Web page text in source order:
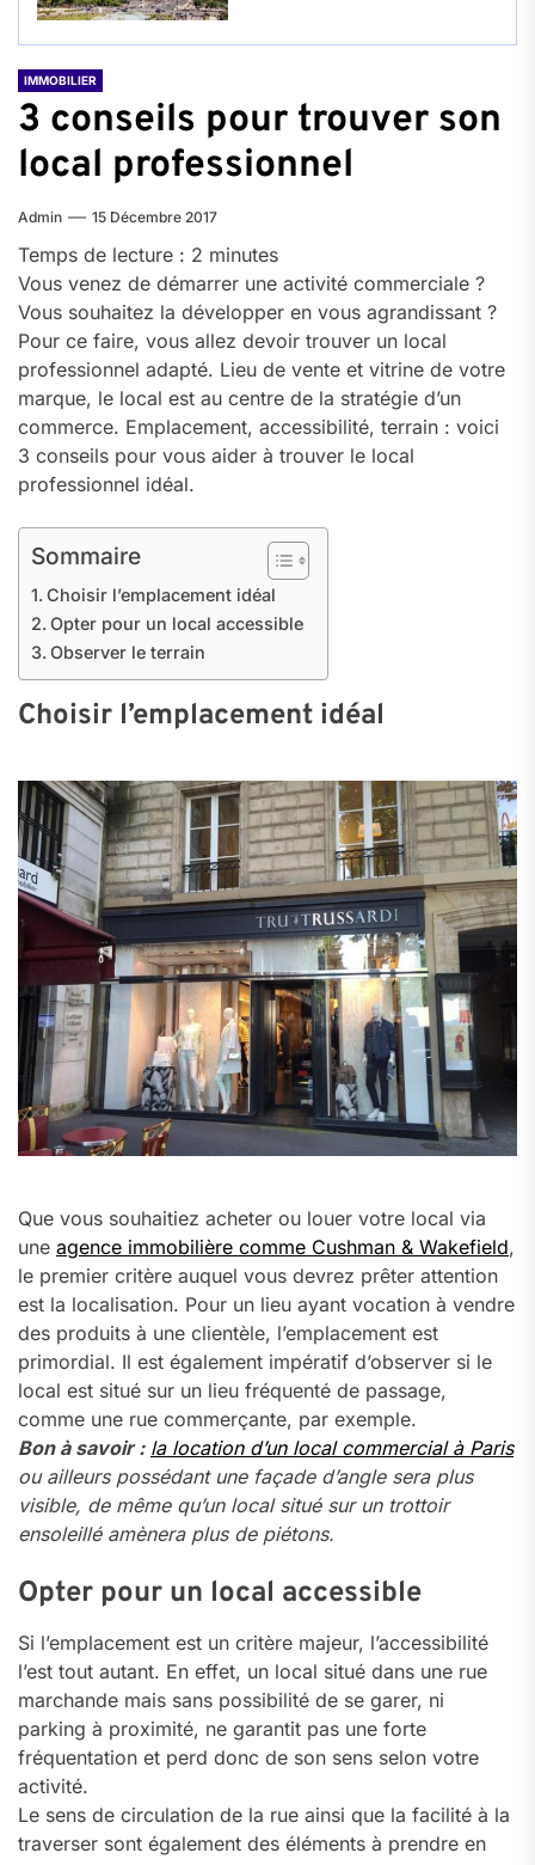
IMMOBILIER
3 conseils pour trouver son
local professionnel
Admin 15 Décembre 2017
Temps de lecture : 2 minutes
Vous venez de démarrer une activité commerciale ?
Vous souhaitez la développer en vous agrandissant ?
Pour ce faire, vous allez devoir trouver un local
professionnel adapté. Lieu de vente et vitrine de votre
marque, le local est au centre de la stratégie d’un
commerce. Emplacement, accessibilité, terrain : voici
3 conseils pour vous aider à trouver le local
professionnel idéal.
Sommaire
Choisir l’emplacement idéal
Opter pour un local accessible
Observer le terrain
Choisir l’emplacement idéal
Que vous souhaitiez acheter ou louer votre local via
une agence immobilière comme Cushman & Wakefield,
le premier critère auquel vous devrez prêter attention
est la localisation. Pour un lieu ayant vocation à vendre
des produits à une clientèle, l’emplacement est
primordial. Il est également impératif d’observer si le
local est situé sur un lieu fréquenté de passage,
comme une rue commerçante, par exemple.
Bon à savoir : la location d’un local commercial à Paris
ou ailleurs possédant une façade d’angle sera plus
visible, de même qu’un local situé sur un trottoir
ensoleillé amènera plus de piétons.
Opter pour un local accessible
Si l’emplacement est un critère majeur, l’accessibilité
l’est tout autant. En effet, un local situé dans une rue
marchande mais sans possibilité de se garer, ni
parking à proximité, ne garantit pas une forte
fréquentation et perd donc de son sens selon votre
activité.
Le sens de circulation de la rue ainsi que la facilité à la
traverser sont également des éléments à prendre en